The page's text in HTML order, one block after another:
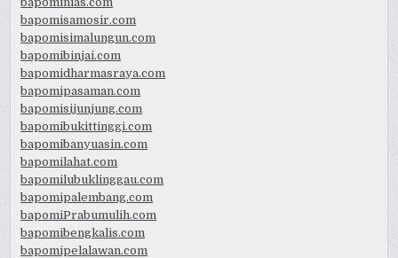
bapomisamosir.com
bapomisimalungun.com
bapomibinjai.com
bapomidharmasraya.com
bapomipasaman.com
bapomisijunjung.com
bapomibukittinggi.com
bapomibanyuasin.com
bapomilahat.com
bapomilubuklinggau.com
bapomipalembang.com
bapomiPrabumulih.com
bapomibengkalis.com
bapomipelalawan.com